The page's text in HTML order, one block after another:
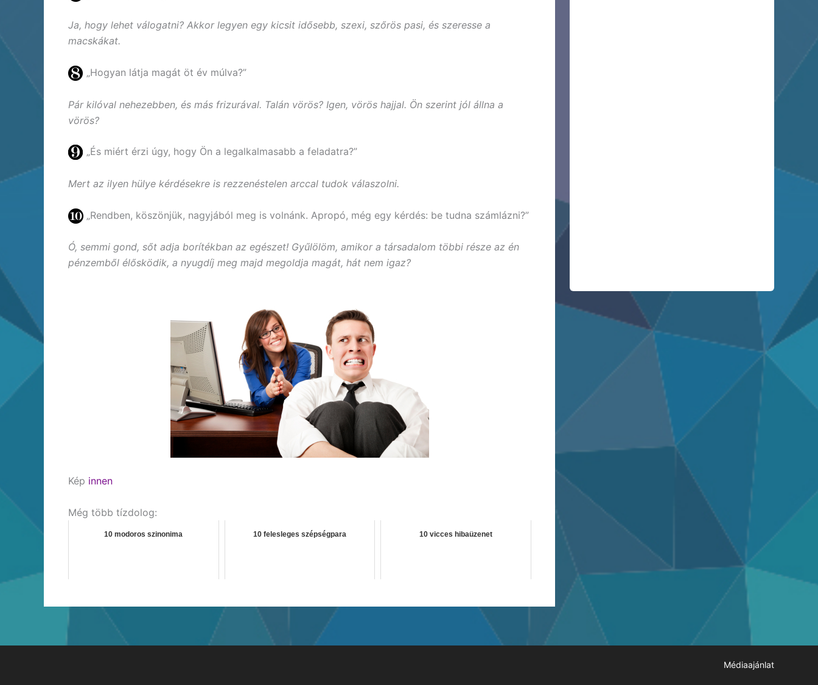
Ja, hogy lehet válogatni? Akkor legyen egy kicsit idősebb, szexi, szőrös pasi, és szeresse a
macskákat.
„Hogyan látja magát öt év múlva?”
Pár kilóval nehezebben, és más frizurával. Talán vörös? Igen, vörös hajjal. Ön szerint jól állna a
vörös?
„És miért érzi úgy, hogy Ön a legalkalmasabb a feladatra?”
Mert az ilyen hülye kérdésekre is rezzenéstelen arccal tudok válaszolni.
„Rendben, köszönjük, nagyjából meg is volnánk. Apropó, még egy kérdés: be tudna számlázni?”
Ó, semmi gond, sőt adja borítékban az egészet! Gyűlölöm, amikor a társadalom többi része az én
pénzemből élősködik, a nyugdíj meg majd megoldja magát, hát nem igaz?
Kép innen
Még több tízdolog:
10 modoros szinonima 10 felesleges szépségpara 10 vicces hibaüzenet
Médiaajánlat